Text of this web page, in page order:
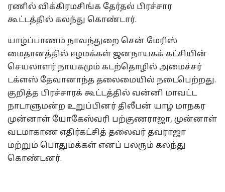
ரணில் விக்கிரமசிங்க தேர்தல் பிரச்சார
கூட்டத்தில் கலந்து கொண்டார்.
யாழ்ப்பாணம் நாவந்துறை சென் மேரிஸ்
மைதானத்தில் ஈழமக்கள் ஜனநாயகக் கட்சியின்
செயலாளர் நாயகமும் கடற்தொழில் அமைச்சர்
டக்ளஸ் தேவானாந்த தலைமையில் நடைபெற்றது.
குறித்த பிரச்சாரக் கூட்டத்தில் வன்னி மாவட்ட
நாடாளுமன்ற உறுப்பினர் திலீபன் யாழ் மாநகர
முன்னாள் யோகேஸ்வரி பற்குணராஜா, முன்னாள்
வடமாகாண எதிர்கட்சித் தலைவர் தவராஜா
மற்றும் பொதுமக்கள் எனப் பலரும் கலந்து
கொண்டனர்.